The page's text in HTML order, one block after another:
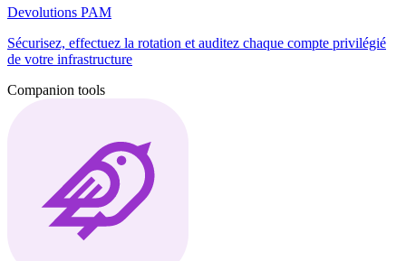
Devolutions PAM
Sécurisez, effectuez la rotation et auditez chaque compte privilégié
de votre infrastructure
Companion tools